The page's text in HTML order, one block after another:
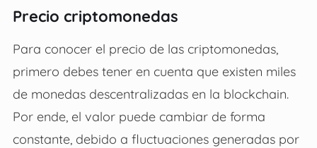
Precio criptomonedas
Para conocer el precio de las criptomonedas,
primero debes tener en cuenta que existen miles
de monedas descentralizadas en la blockchain.
Por ende, el valor puede cambiar de forma
constante, debido a fluctuaciones generadas por